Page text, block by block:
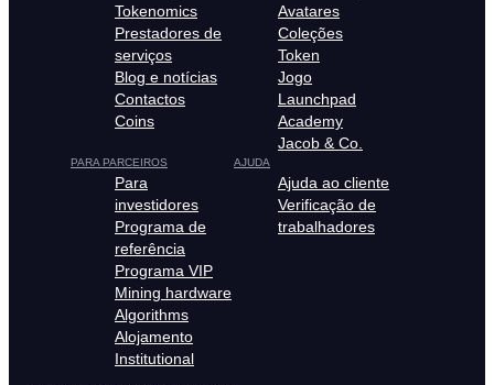
Tokenomics
Prestadores de
serviços
Blog e notícias
Contactos
Coins
Avatares
Coleções
Token
Jogo
Launchpad
Academy
Jacob & Co.
PARA PARCEIROS
Para
investidores
Programa de
referência
Programa VIP
Mining hardware
Algorithms
Alojamento
Institutional
AJUDA
Ajuda ao cliente
Verificação de
trabalhadores